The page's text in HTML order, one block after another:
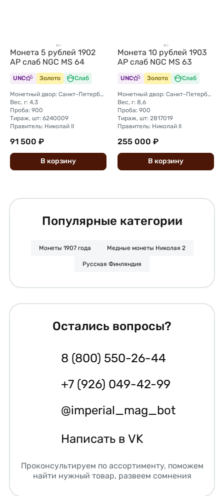
Монета 5 рублей 1902
АР слаб NGC MS 64
UNC Золото Слаб
Монетный двор: Санкт-Петербургский монетный двор
Вес, г: 4,3
Проба: 900
Тираж, шт: 6240009
Правитель: Николай II
91 500 ₽
В корзину
Монета 10 рублей 1903
АР слаб NGC MS 63
UNC Золото Слаб
Монетный двор: Санкт-Петербургский монетный двор
Вес, г: 8,6
Проба: 900
Тираж, шт: 2817019
Правитель: Николай II
255 000 ₽
В корзину
Популярные категории
Монеты 1907 года Медные монеты Николая 2
Русская Финляндия
Остались вопросы?
8 (800) 550-26-44
+7 (926) 049-42-99
@imperial_mag_bot
Написать в VK
Проконсультируем по ассортименту, поможем
найти нужный товар, развеем сомнения